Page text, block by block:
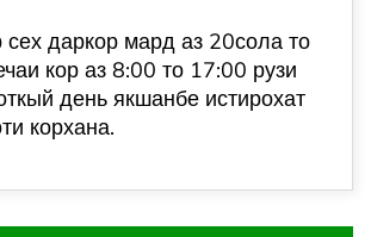
сех даркор мард аз 20сола то
кор аз 8:00 то 17:00 рузи
день якшанбе истирохат
корхана.